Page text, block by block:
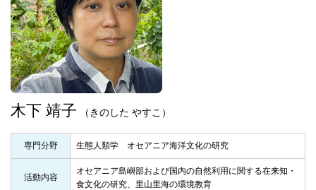
木下 靖子 （きのした やすこ）
専門分野 生態人類学 オセアニア海洋文化の研究
活動内容
オセアニア島嶼部および国内の自然利用に関する在来知・
食文化の研究、里山里海の環境教育